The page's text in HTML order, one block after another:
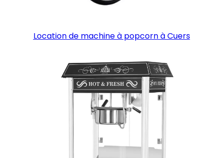
Location de machine à popcorn à Cuers